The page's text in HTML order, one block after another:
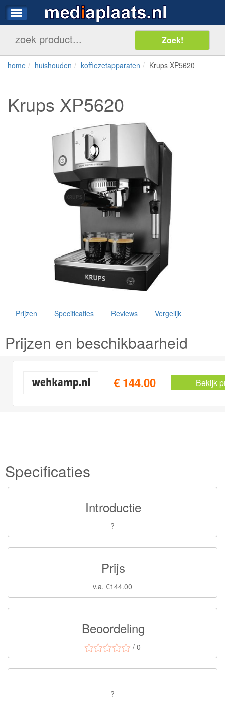
home huishouden koffiezetapparaten Krups XP5620
Krups XP5620
Prijzen Specificaties Reviews Vergelijk
Prijzen en beschikbaarheid
€ 144.00 Bekijk
Specificaties
Introductie
?
Prijs
v.a. €144.00
Beoordeling
/ 0
?